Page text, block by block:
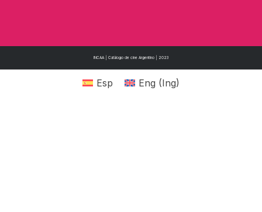
INCAA | Catálogo de cine Argentino | 2023
Esp Eng (Ing)